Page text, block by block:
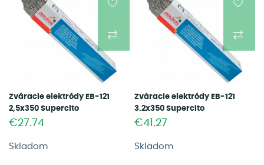
Zváracie elektródy EB-121
2,5x350 Supercito
(W000287055)
€27.74
Skladom
Zváracie elektródy EB-121
3.2x350 Supercito
(W000287056)
€41.27
Skladom